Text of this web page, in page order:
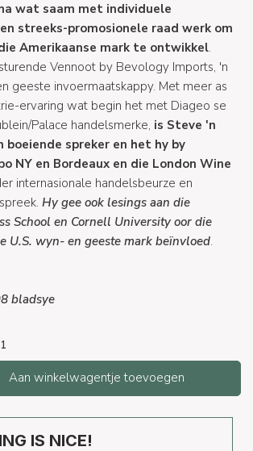
wat saam met individuele
streeks-promosionele raad werk om
Amerikaanse mark te ontwikkel.
Vennoot by Bevology Imports, 'n
geeste invoermaatskappy. Met meer as
ervaring wat begin het met Diageo se
Palace handelsmerke, is Steve 'n
boeiende spreker en het hy by
NY en Bordeaux en die London Wine
internasionale handelsbeurze en
Hy gee ook lesings aan die
School en Cornell University oor die
U.S. wyn- en geeste mark beïnvloed.
bladsye
Aan winkelwagentje toevoegen
IS NICE!